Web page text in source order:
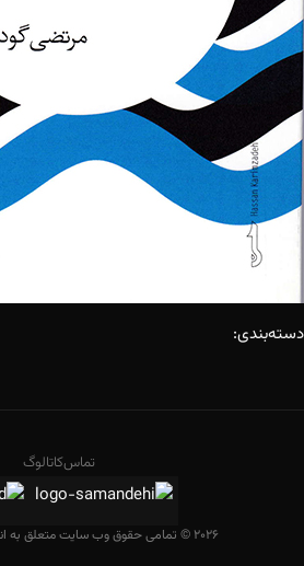
دسته‌بندی:
تماسکاتالوگ
2026 © تمامی حقوق وب سایت متعلق به انتشارات علمی است.